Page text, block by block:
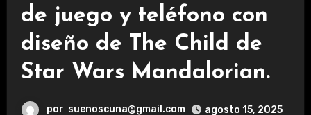
de juego y teléfono con
diseño de The Child de
Star Wars Mandalorian.
por suenoscuna@gmail.com agosto 15, 2025